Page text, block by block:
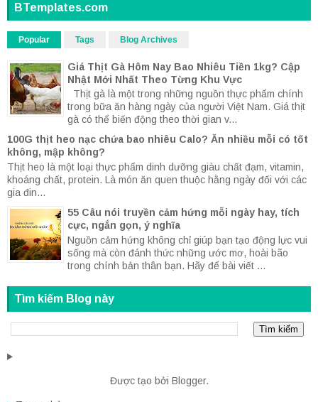
BTemplates.com
Popular Tags Blog Archives
Giá Thịt Gà Hôm Nay Bao Nhiêu Tiền 1kg? Cập
Nhật Mới Nhất Theo Từng Khu Vực
Thịt gà là một trong những nguồn thực phẩm chính
trong bữa ăn hàng ngày của người Việt Nam. Giá thịt
gà có thể biến động theo thời gian v...
100G thịt heo nạc chứa bao nhiêu Calo? Ăn nhiều mỗi có tốt
không, mập không?
Thịt heo là một loại thực phẩm dinh dưỡng giàu chất đạm, vitamin,
khoáng chất, protein. Là món ăn quen thuộc hằng ngày đối với các
gia đin...
55 Câu nói truyền cảm hứng mỗi ngày hay, tích
cực, ngắn gọn, ý nghĩa
Nguồn cảm hứng không chỉ giúp bạn tạo động lực vui
sống mà còn đánh thức những ước mơ, hoài bão
trong chính bản thân bạn. Hãy để bài viết ...
Tìm kiếm Blog này
Được tạo bởi Blogger.